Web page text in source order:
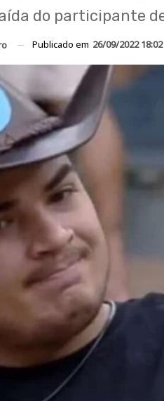
do participante
Publicado em 26/09/2022 18:02